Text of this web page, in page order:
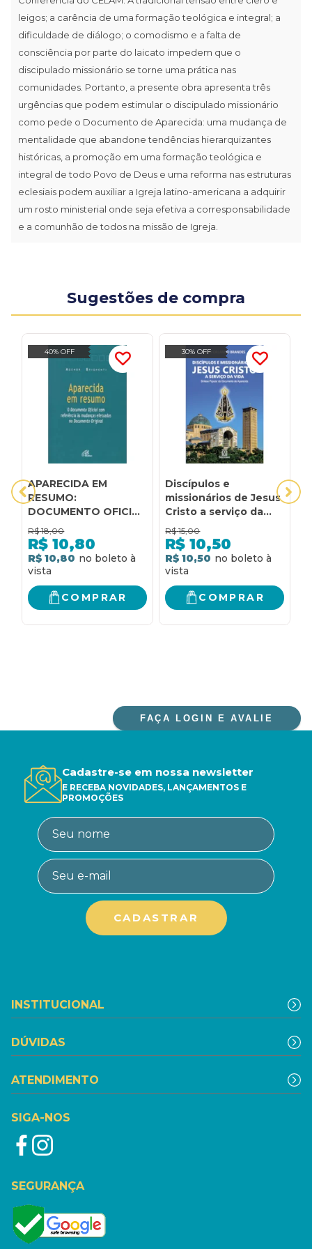
leigos; a carência de uma formação teológica e integral; a
dificuldade de diálogo; o comodismo e a falta de
consciência por parte do laicato impedem que o
discipulado missionário se torne uma prática nas
comunidades. Portanto, a presente obra apresenta três
urgências que podem estimular o discipulado missionário
como pede o Documento de Aparecida: uma mudança de
mentalidade que abandone tendências hierarquizantes
históricas, a promoção em uma formação teológica e
integral de todo Povo de Deus e uma reforma nas estruturas
eclesiais podem auxiliar a Igreja latino-americana a adquirir
um rosto ministerial onde seja efetiva a corresponsabilidade
e a comunhão de todos na missão de Igreja.
Sugestões de compra
40% OFF
APARECIDA EM
RESUMO:
DOCUMENTO OFICIAL
COM REFERÊNCIA ÀS
MUDANÇAS
EFETUADAS NO
DOCUMENTO
R$ 18,00
R$ 10,80
R$ 10,80
COMPRAR
30% OFF
Discípulos e
missionários de Jesus
Cristo a serviço da
vida: síntese popular
do documento de
aparecida
R$ 15,00
R$ 10,50
R$ 10,50
COMPRAR
FAÇA LOGIN E AVALIE
Cadastre-se em nossa newsletter
E RECEBA NOVIDADES, LANÇAMENTOS E
PROMOÇÕES
INSTITUCIONAL
DÚVIDAS
ATENDIMENTO
SIGA-NOS
SEGURANÇA